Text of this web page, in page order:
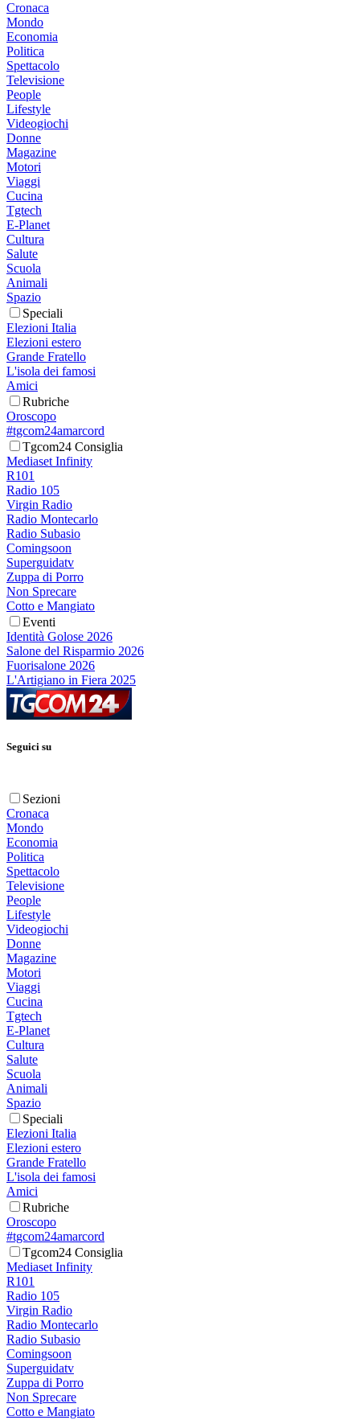
Cronaca
Mondo
Economia
Politica
Spettacolo
Televisione
People
Lifestyle
Videogiochi
Donne
Magazine
Motori
Viaggi
Cucina
Tgtech
E-Planet
Cultura
Salute
Scuola
Animali
Spazio
Speciali
Elezioni Italia
Elezioni estero
Grande Fratello
L'isola dei famosi
Amici
Rubriche
Oroscopo
#tgcom24amarcord
Tgcom24 Consiglia
Mediaset Infinity
R101
Radio 105
Virgin Radio
Radio Montecarlo
Radio Subasio
Comingsoon
Superguidatv
Zuppa di Porro
Non Sprecare
Cotto e Mangiato
Eventi
Identità Golose 2026
Salone del Risparmio 2026
Fuorisalone 2026
L'Artigiano in Fiera 2025
Seguici su
Sezioni
Cronaca
Mondo
Economia
Politica
Spettacolo
Televisione
People
Lifestyle
Videogiochi
Donne
Magazine
Motori
Viaggi
Cucina
Tgtech
E-Planet
Cultura
Salute
Scuola
Animali
Spazio
Speciali
Elezioni Italia
Elezioni estero
Grande Fratello
L'isola dei famosi
Amici
Rubriche
Oroscopo
#tgcom24amarcord
Tgcom24 Consiglia
Mediaset Infinity
R101
Radio 105
Virgin Radio
Radio Montecarlo
Radio Subasio
Comingsoon
Superguidatv
Zuppa di Porro
Non Sprecare
Cotto e Mangiato